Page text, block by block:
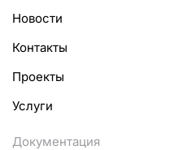
Новости
Контакты
Проекты
Услуги
Документация